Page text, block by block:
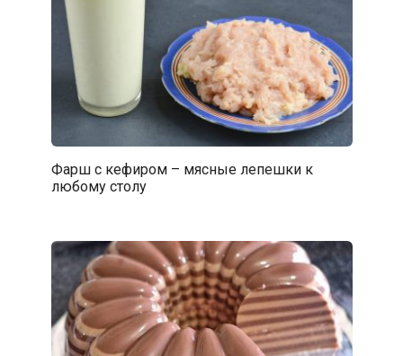
Фарш с кефиром – мясные лепешки к
любому столу